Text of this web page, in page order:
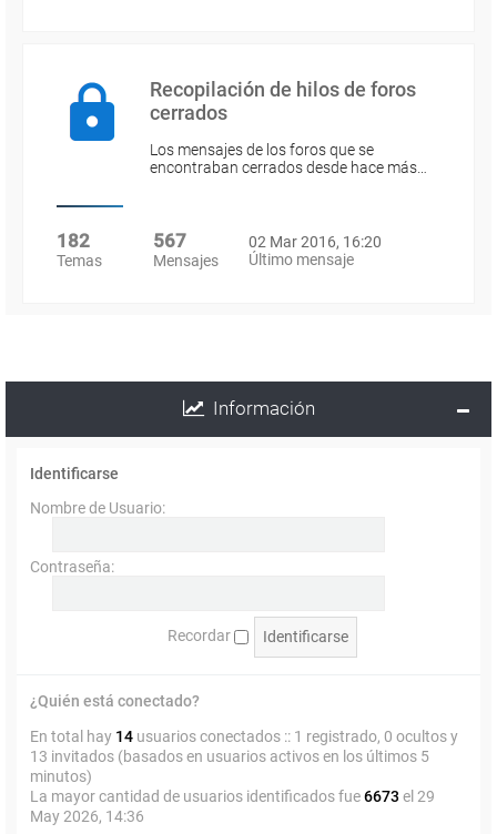
Recopilación de hilos de foros
cerrados
Los mensajes de los foros que se
encontraban cerrados desde hace más…
182
Temas
567
Mensajes
02 Mar 2016, 16:20
Último mensaje
Información
Identificarse
Nombre de Usuario:
Contraseña:
Recordar
¿Quién está conectado?
En total hay 14 usuarios conectados :: 1 registrado, 0 ocultos y
13 invitados (basados en usuarios activos en los últimos 5
minutos)
La mayor cantidad de usuarios identificados fue6673 el 29
May 2026, 14:36